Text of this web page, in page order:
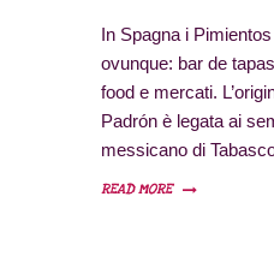
In Spagna i
ovunque: bar de
food e mercati.
Padrón è legata ai
messicano di
francescani del
READ MORE